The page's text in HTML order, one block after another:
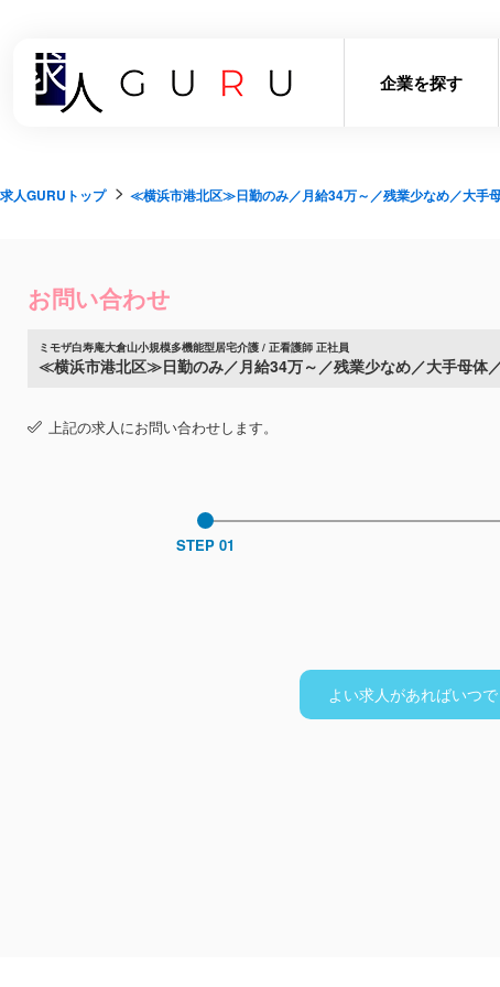
企業を探す
求人GURUトップ ≪横浜市港北区≫日勤のみ／月給34万～／残業少なめ／大手
お問い合わせ
ミモザ白寿庵大倉山小規模多機能型居宅介護 / 正看護師 正社員
≪横浜市港北区≫日勤のみ／月給34万～／残業少なめ／大手母体
上記の求人にお問い合わせします。
STEP 01
よい求人があればいつで